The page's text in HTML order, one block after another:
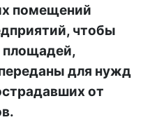
помещений
чтобы
площадей,
для нужд
от